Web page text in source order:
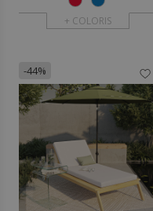
+ COLORIS
-44%